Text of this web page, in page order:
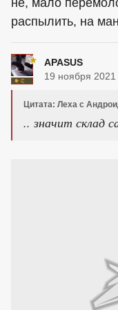
не, мало
распылить, на
APASUS
19 ноября
Цитата: Леха с
.. значит склад